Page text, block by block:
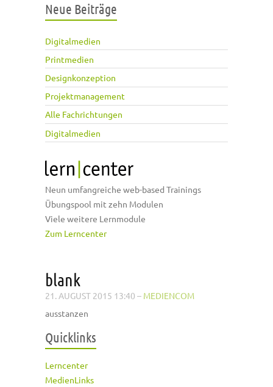
Neue Beiträge
Digitalmedien
Printmedien
Designkonzeption
Projektmanagement
Alle Fachrichtungen
Digitalmedien
Neun umfangreiche web-based Trainings
Übungspool mit zehn Modulen
Viele weitere Lernmodule
Zum Lerncenter
blank
21. AUGUST 2015 13:40 – MEDIENCOM
ausstanzen
Quicklinks
Lerncenter
MedienLinks